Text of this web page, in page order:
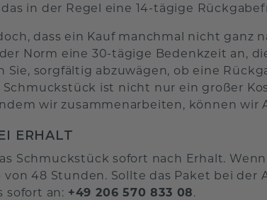
in der Regel eine 14-tägige
dass ein Kauf manchmal nicht ganz
Norm eine 30-tägige Bedenkzeit an,
Sie, sorgfältig abzuwägen, ob eine
ist nicht nur ein großer
wir zusammenarbeiten, können
ERHALT
Schmuckstück sofort nach Erhalt.
von 48 Stunden. Sollte das Paket bei
sofort an: +49 206 570 833 08.